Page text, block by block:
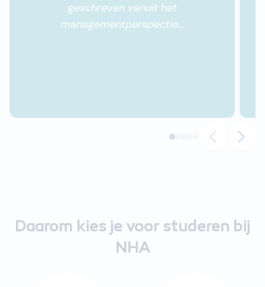
geschreven vanuit het
managementperspectief.
het (soms ouderwetse)
Daarom kies je voor studeren bij
NHA